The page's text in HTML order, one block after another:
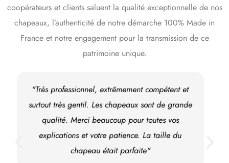
coopérateurs et clients saluent la qualité exceptionnelle de nos
chapeaux, l’authenticité de notre démarche 100% Made in
France et notre engagement pour la transmission de ce
patrimoine unique.
"Chapeau acheté il y a 4 ans, je le porte
régulièrement. Il ne bouge pas. Qualité plus
qu’exceptionnelle. La visite est à faire. Ils font du
sur mesure aussi."